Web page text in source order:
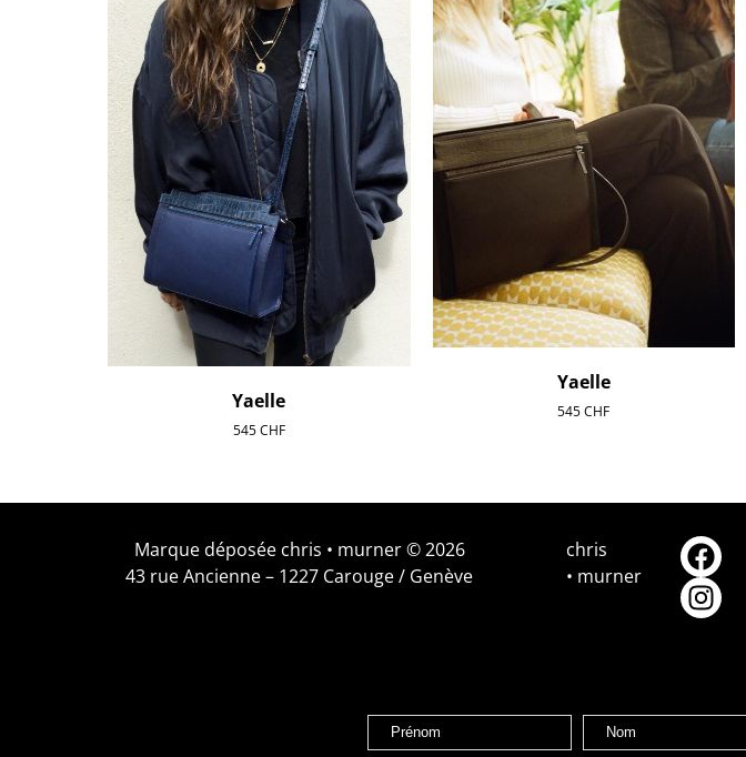
Yaelle
545CHF
Yaelle
545CHF
Marque déposée chris • murner © 2026
43 rue Ancienne – 1227 Carouge / Genève
chris
• murner
Prénom Nom